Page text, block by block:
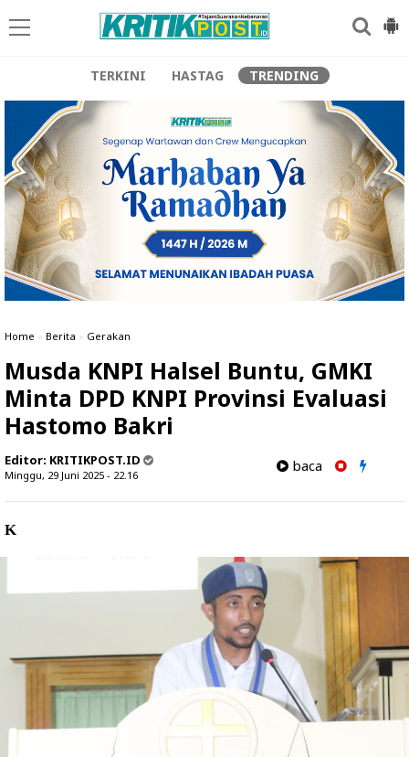
TERKINI HASTAG TRENDING
Home » Berita » Gerakan
Musda KNPI Halsel Buntu, GMKI
Minta DPD KNPI Provinsi Evaluasi
Hastomo Bakri
Editor: KRITIKPOST.ID
Minggu, 29 Juni 2025 - 22.16
baca
K